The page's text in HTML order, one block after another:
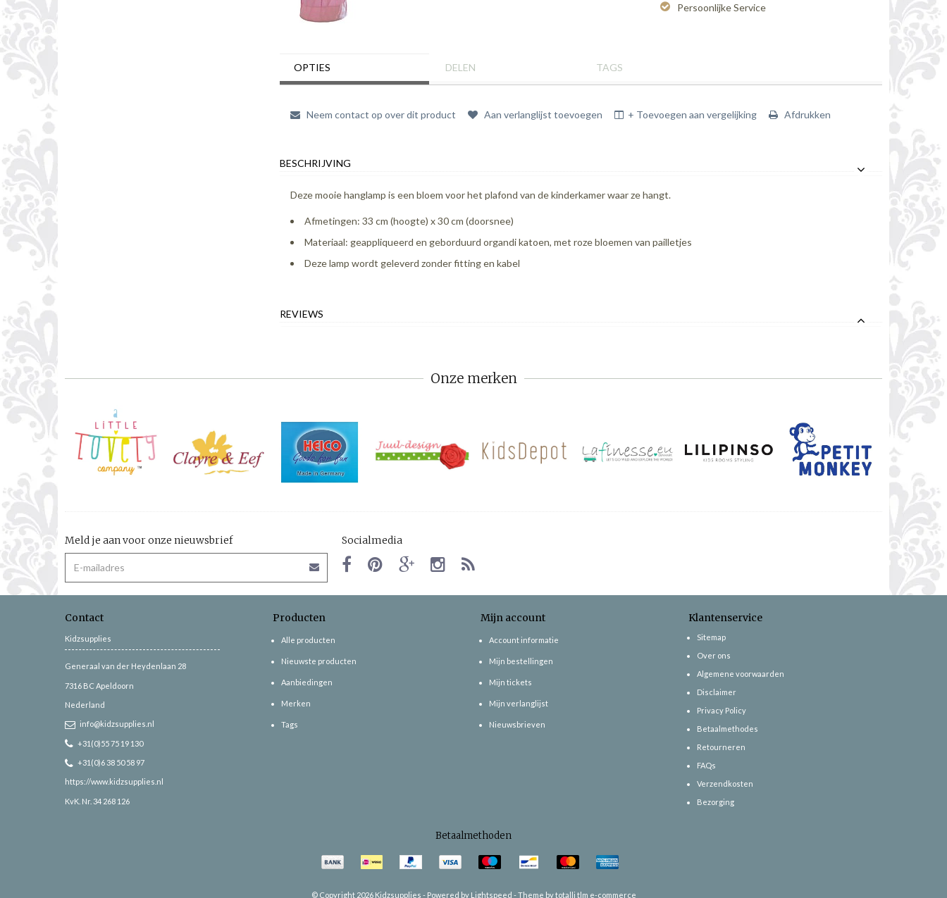
Persoonlijke Service
OPTIES DELEN TAGS
Neem contact op over dit product Aan verlanglijst toevoegen + Toevoegen aan vergelijking Afdrukken
BESCHRIJVING
Deze mooie hanglamp is een bloem voor het plafond van de kinderkamer waar ze hangt.
Afmetingen: 33 cm (hoogte) x 30 cm (doorsnee)
Materiaal: geappliqueerd en geborduurd organdi katoen, met roze bloemen van pailletjes
Deze lamp wordt geleverd zonder fitting en kabel
REVIEWS
Onze merken
Meld je aan voor onze nieuwsbrief Socialmedia
Contact
Kidzsupplies
Generaal van der Heydenlaan 28
7316 BC Apeldoorn
Nederland
info@kidzsupplies.nl
+31(0)55 75 19 130
+31(0)6 38 50 58 97
https://www.kidzsupplies.nl
KvK. Nr. 34 268 126
Producten
Alle producten
Nieuwste producten
Aanbiedingen
Merken
Tags
Mijn account
Account informatie
Mijn bestellingen
Mijn tickets
Mijn verlanglijst
Nieuwsbrieven
Klantenservice
Sitemap
Over ons
Algemene voorwaarden
Disclaimer
Privacy Policy
Betaalmethodes
Retourneren
FAQs
Verzendkosten
Bezorging
Betaalmethoden
© Copyright 2026 Kidzsupplies - Powered by Lightspeed -Theme by totalli t|m e-commerce